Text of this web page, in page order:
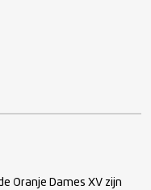
Oranje Dames XV zijn